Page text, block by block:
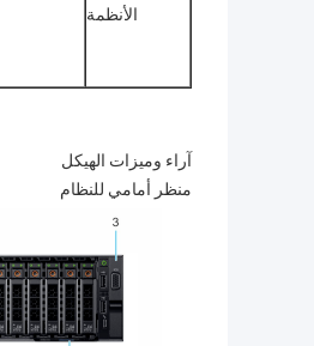
الأنظمة
آراء وميزات الهيكل
منظر أمامي للنظام